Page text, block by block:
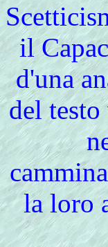
il
d'una
del
la loro